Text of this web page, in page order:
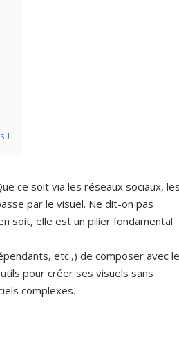
!
ce soit via les réseaux sociaux, les
par le visuel. Ne dit-on pas
soit, elle est un pilier fondamental
etc.,) de composer avec
pour créer ses visuels sans
complexes.